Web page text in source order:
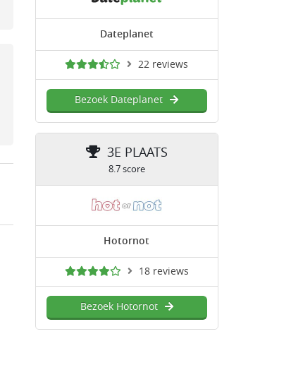
Dateplanet
22 reviews
Bezoek Dateplanet
3E PLAATS
8.7 score
Hotornot
18 reviews
Bezoek Hotornot